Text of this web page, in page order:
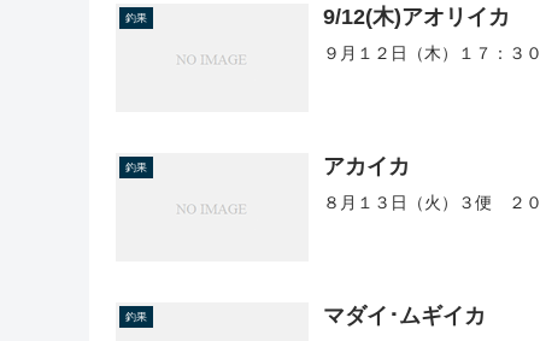
釣果 9/12(木)アオリイカ
９月１２日（木）１７：３
釣果 アカイカ
８月１３日（火）３便 ２
釣果 マダイ･ムギイカ